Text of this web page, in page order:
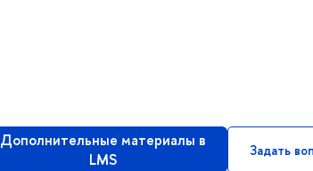
Дополнительные материалы в
LMS
Задать